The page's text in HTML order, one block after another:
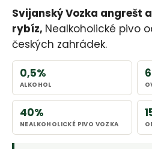
Svijanský Vozka angrešt a
rybíz, Nealkoholické pivo
českých zahrádek.
0,5%
ALKOHOL
40%
NEALKOHOLICKÉ PIVO VOZKA